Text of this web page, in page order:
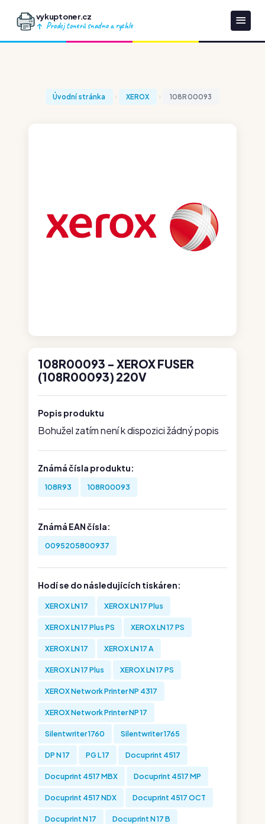
vykuptoner.cz
Prodej tonerů snadno a rychle
Úvodní stránka XEROX 108R00093
108R00093 - XEROX FUSER
(108R00093) 220V
Popis produktu
Bohužel zatím není k dispozici žádný popis
Známá čísla produktu:
108R93 108R00093
Známá EAN čísla:
0095205800937
Hodí se do následujících tiskáren:
XEROX LN 17 XEROX LN 17 Plus
XEROX LN 17 Plus PS XEROX LN 17 PS
XEROX LN 17 XEROX LN 17 A
XEROX LN 17 Plus XEROX LN 17 PS
XEROX Network Printer NP 4317
XEROX Network Printer NP 17
Silentwriter 1760 Silentwriter 1765
DP N 17 PG L 17 Docuprint 4517
Docuprint 4517 MBX Docuprint 4517 MP
Docuprint 4517 NDX Docuprint 4517 OCT
Docuprint N 17 Docuprint N 17 B